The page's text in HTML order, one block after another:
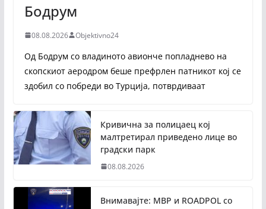
Бодрум
08.08.2026 Objektivno24
Од Бодрум со владиното авионче попладнево на
скопскиот аеродром беше префрлен патникот кој се
здобил со побреди во Турција, потврдиваат
Кривична за полицаец кој
малтретирал приведено лице во
градски парк
08.08.2026
Внимавајте: МВР и ROADPOL со